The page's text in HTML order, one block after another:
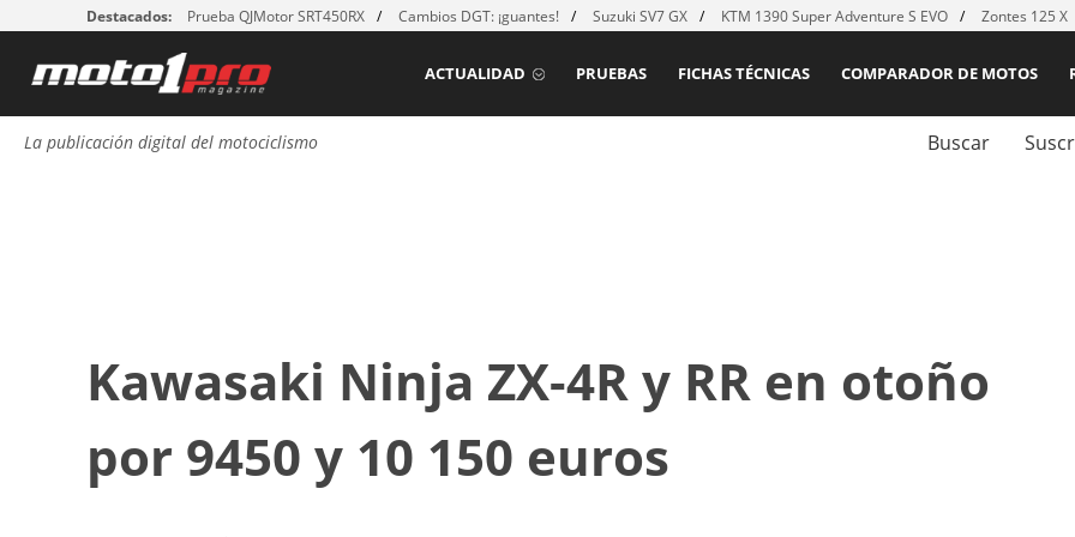
Destacados: Prueba QJMotor SRT450RX Cambios DGT: ¡guantes! Suzuki SV7 GX KTM 1390 Super Adventure S EVO Zontes 125 X
COMPARADOR DE MOTOS
FICHAS TÉCNICAS
PRUEBAS
ACTUALIDAD
La publicación digital del motociclismo Buscar
Kawasaki Ninja ZX-4R y RR en otoño
por 9450 y 10 150 euros